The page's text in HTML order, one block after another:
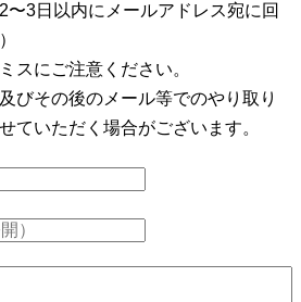
〜3日以内にメールアドレス宛に回
）
スにご注意ください。
びその後のメール等でのやり取り
ていただく場合がございます。